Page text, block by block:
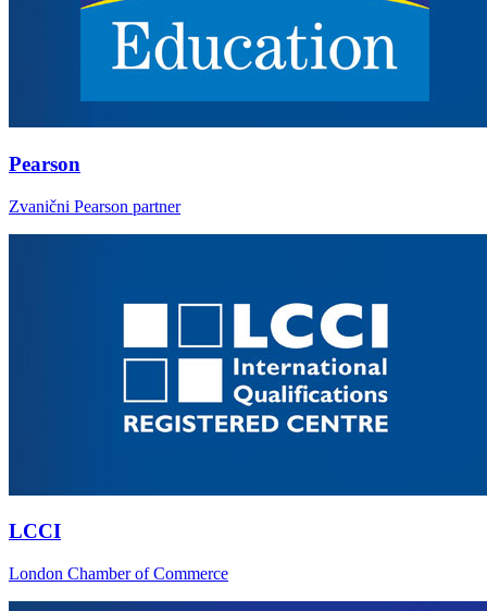
Pearson
Zvanični Pearson partner
LCCI
London Chamber of Commerce